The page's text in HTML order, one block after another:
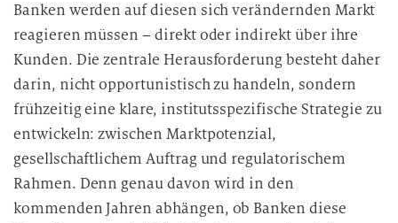
Banken werden auf diesen sich verändernden Markt
reagieren müssen – direkt oder indirekt über ihre
Kunden. Die zentrale Herausforderung besteht daher
darin, nicht opportunistisch zu handeln, sondern
frühzeitig eine klare, institutsspezifische Strategie zu
entwickeln: zwischen Marktpotenzial,
gesellschaftlichem Auftrag und regulatorischem
Rahmen. Denn genau davon wird in den
kommenden Jahren abhängen, ob Banken diese